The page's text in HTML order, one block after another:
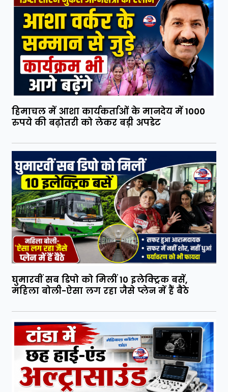
हिमाचल में आशा कार्यकर्ताओं के मानदेय में 1000
रुपये की बढ़ोतरी को लेकर बड़ी अपडेट
घुमारवीं सब डिपो को मिलीं 10 इलेक्ट्रिक बसें,
महिला बोली-ऐसा लग रहा जैसे प्लेन में हैं बैठे